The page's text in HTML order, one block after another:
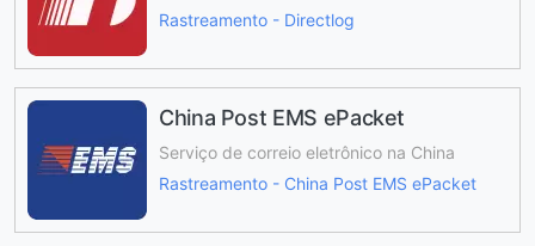
Rastreamento - Directlog
China Post EMS ePacket
Serviço de correio eletrônico na China
Rastreamento - China Post EMS ePacket